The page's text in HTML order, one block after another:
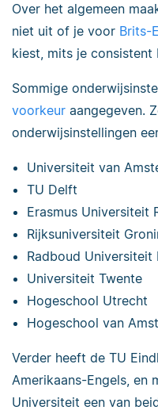
Over het algemeen
niet uit of je voor Brits-
kiest, mits je consistent
Sommige
voorkeur aangegeven.
onderwijsinstellingen
Universiteit van
TU Delft
Erasmus Universiteit
Rijksuniversiteit
Radboud Universiteit
Universiteit Twente
Hogeschool Utrecht
Hogeschool van
Verder heeft de TU
Amerikaans-Engels, en
Universiteit een van